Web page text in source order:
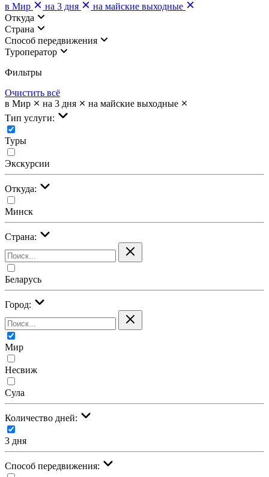
в Мир
на 3 дня
на майские выходные
Откуда
Страна
Cпособ передвижения
Туроператор
Фильтры
Очистить всё
в Мир
на 3 дня
на майские выходные
Тип услуги:
Туры
Экскурсии
Откуда:
Минск
Страна:
Беларусь
Город:
Мир
Несвиж
Сула
Количество дней:
3 дня
Cпособ передвижения: